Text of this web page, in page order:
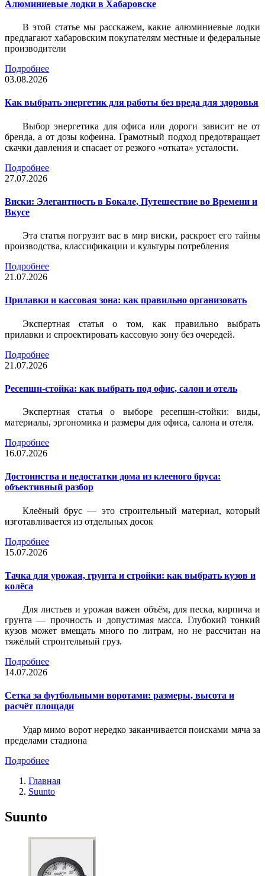
Алюминиевые лодки в Хабаровске
В этой статье мы расскажем, какие алюминиевые лодки
предлагают хабаровским покупателям местные и федеральные
производители
Подробнее
03.08.2026
Как выбрать энергетик для работы без вреда для здоровья
Выбор энергетика для офиса или дороги зависит не от
бренда, а от дозы кофеина. Грамотный подход предотвращает
скачки давления и спасает от резкого «отката» усталости.
Подробнее
27.07.2026
Виски: Элегантность в Бокале, Путешествие во Времени и
Вкусе
Эта статья погрузит вас в мир виски, раскроет его тайны
производства, классификации и культуры потребления
Подробнее
21.07.2026
Прилавки и кассовая зона: как правильно организовать
Экспертная статья о том, как правильно выбрать
прилавки и спроектировать кассовую зону без очередей.
Подробнее
21.07.2026
Ресепшн-стойка: как выбрать под офис, салон и отель
Экспертная статья о выборе ресепшн-стойки: виды,
материалы, эргономика и размеры для офиса, салона и отеля.
Подробнее
16.07.2026
Достоинства и недостатки дома из клееного бруса:
объективный разбор
Клеёный брус — это строительный материал, который
изготавливается из отдельных досок
Подробнее
15.07.2026
Тачка для урожая, грунта и стройки: как выбрать кузов и
колёса
Для листьев и урожая важен объём, для песка, кирпича и
грунта — прочность и допустимая масса. Глубокий тонкий
кузов может вмещать много по литрам, но не рассчитан на
тяжёлый строительный груз.
Подробнее
14.07.2026
Сетка за футбольными воротами: размеры, высота и
расчёт площади
Удар мимо ворот нередко заканчивается поисками мяча за
пределами стадиона
Подробнее
Главная
Suunto
Suunto